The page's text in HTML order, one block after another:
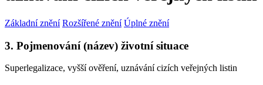
Základní znění Rozšířené znění Úplné znění
3. Pojmenování (název) životní situace
Superlegalizace, vyšší ověření, uznávání cizích veřejných listin